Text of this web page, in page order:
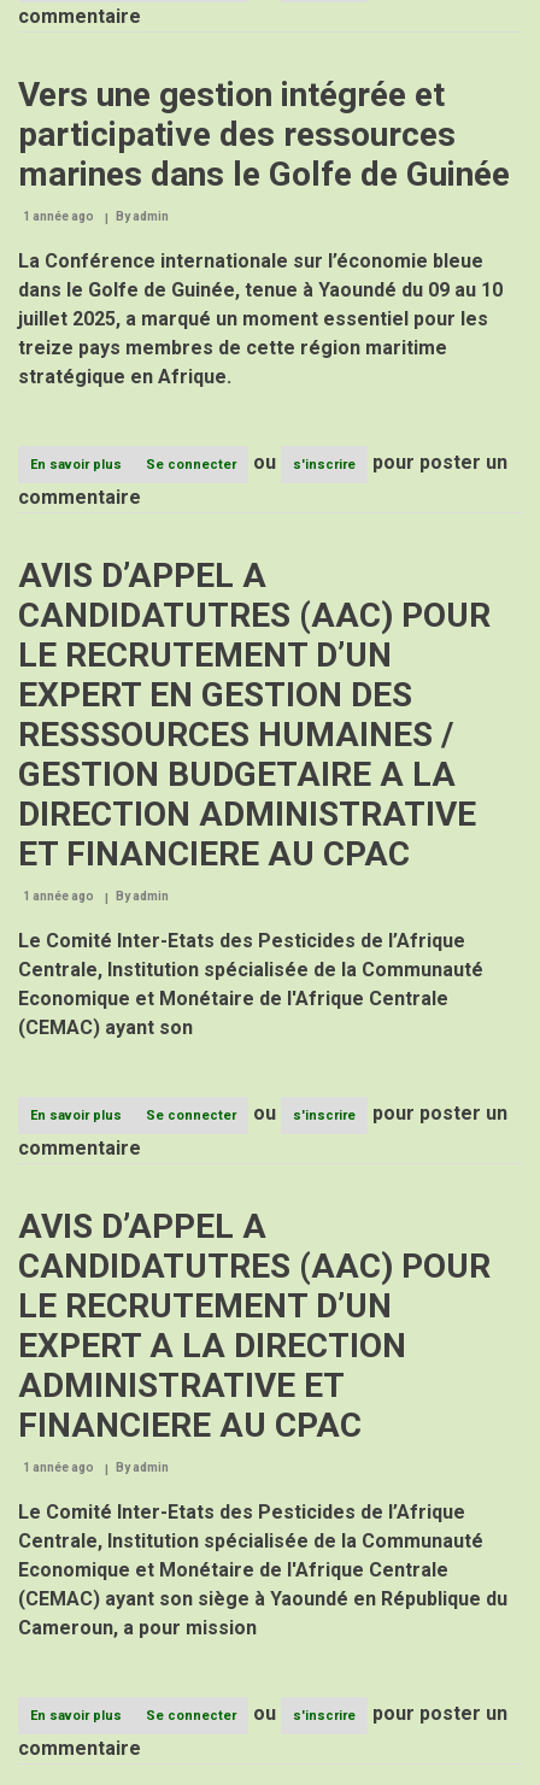
Le
Directeur
CPAC
à
la
40e
Assemblée
Générale
de
:
une
remarquée
pour
renforcer
commentaire
Vers une gestion intégrée et
participative des ressources
marines dans le Golfe de Guinée
1 année ago Byadmin
La Conférence internationale sur l’économie bleue
dans le Golfe de Guinée, tenue à Yaoundé du 09 au 10
juillet 2025, a marqué un moment essentiel pour les
treize pays membres de cette région maritime
stratégique en Afrique.
En savoir plus
Vers
une
et
participative
des
ressources
marines
dans
le
Golfe
de
Guinée
Se connecter ou s'inscrire
pour poster un
commentaire
AVIS D’APPEL A
CANDIDATUTRES (AAC) POUR
LE RECRUTEMENT D’UN
EXPERT EN GESTION DES
RESSSOURCES HUMAINES /
GESTION BUDGETAIRE A LA
DIRECTION ADMINISTRATIVE
ET FINANCIERE AU CPAC
1 année ago Byadmin
Le Comité Inter-Etats des Pesticides de l’Afrique
Centrale, Institution spécialisée de la Communauté
Economique et Monétaire de l'Afrique Centrale
(CEMAC) ayant son
En savoir plus
AVIS
D’APPEL
(AAC)
POUR
LE
RECRUTEMENT
D’UN
EXPERT
EN
GESTION
DES
RESSSOURCES
HUMAINES
GESTION
DIRECTION
ADMINISTRATIVE
FINANCIERE
AU
Se connecter ou s'inscrire
pour poster un
commentaire
AVIS D’APPEL A
CANDIDATUTRES (AAC) POUR
LE RECRUTEMENT D’UN
EXPERT A LA DIRECTION
ADMINISTRATIVE ET
FINANCIERE AU CPAC
1 année ago Byadmin
Le Comité Inter-Etats des Pesticides de l’Afrique
Centrale, Institution spécialisée de la Communauté
Economique et Monétaire de l'Afrique Centrale
(CEMAC) ayant son siège à Yaoundé en République du
Cameroun, a pour mission
En savoir plus
AVIS
D’APPEL
Se connecter ou s'inscrire
pour poster un
commentaire